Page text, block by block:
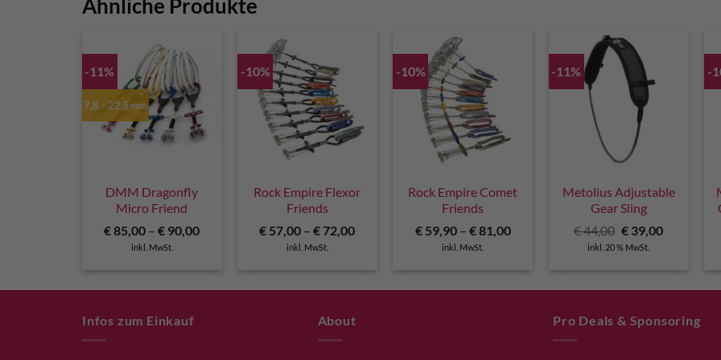
Ähnliche Produkte
-11%
7,8 - 22,5mm
DMM Dragonfly
Micro Friend
€85,00 –€ 90,00
inkl. MwSt.
-10%
Rock Empire Flexor
Friends
€ 57,00 –€ 72,00
inkl. MwSt.
-10%
Rock Empire Comet
Friends
€59,90– €81,00
inkl. MwSt.
-11%
Metolius Adjustable
Gear Sling
€44,00 Ursprünglicher
Preis
war:
€ 39,00Aktueller
inkl. 20 % MwSt.
-
Infos zum Einkauf About Pro Deals & Sponsoring